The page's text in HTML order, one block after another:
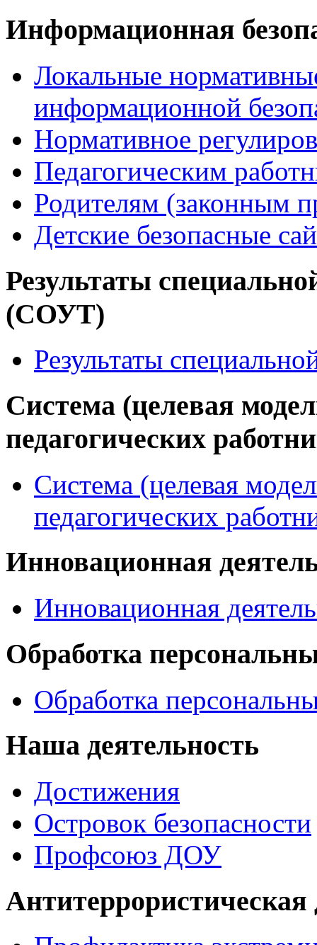
Информационная
Локальные
информационной
Нормативное
Педагогическим
Родителям (законным
Детские безопасные
Результаты
(СОУТ)
Результаты
Система (целевая
педагогических
Система (целевая
педагогических
Инновационная
Инновационная
Обработка
Обработка
Наша деятельность
Достижения
Островок безопасности
Профсоюз ДОУ
Антитеррористическая